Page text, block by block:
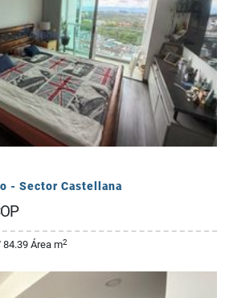
- Sector Castellana
Área m2